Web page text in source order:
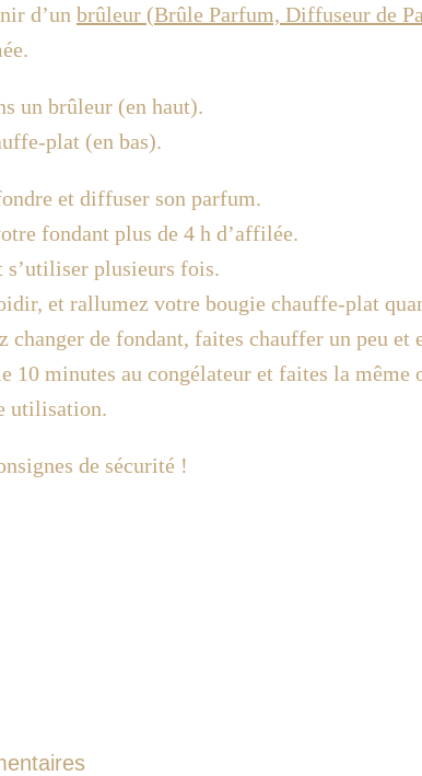
d’un brûleur (Brûle Parfum, Diffuseur de
un brûleur (en haut).
plat (en bas).
et diffuser son parfum.
fondant plus de 4 h d’affilée.
s’utiliser plusieurs fois.
et rallumez votre bougie chauffe-plat
changer de fondant, faites chauffer un peu
10 minutes au congélateur et faites la
utilisation.
de sécurité !